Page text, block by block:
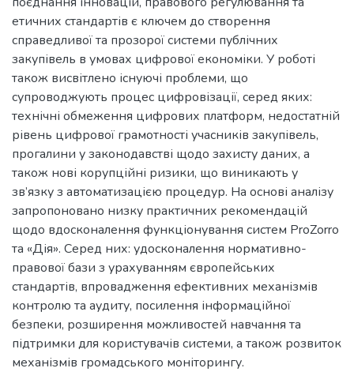
етичних стандартів є ключем до створення
справедливої та прозорої системи публічних
закупівель в умовах цифрової економіки. У роботі
також висвітлено існуючі проблеми, що
супроводжують процес цифровізації, серед яких:
технічні обмеження цифрових платформ, недостатній
рівень цифрової грамотності учасників закупівель,
прогалини у законодавстві щодо захисту даних, а
також нові корупційні ризики, що виникають у
зв’язку з автоматизацією процедур. На основі аналізу
запропоновано низку практичних рекомендацій
щодо вдосконалення функціонування систем ProZorro
та «Дія». Серед них: удосконалення нормативно-
правової бази з урахуванням європейських
стандартів, впровадження ефективних механізмів
контролю та аудиту, посилення інформаційної
безпеки, розширення можливостей навчання та
підтримки для користувачів системи, а також розвиток
механізмів громадського моніторингу.